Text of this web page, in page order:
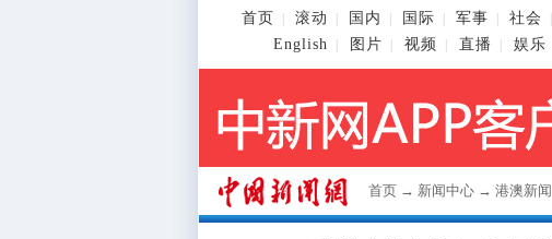
首页 滚动 国内 国际 军事 社会
English
图片 视频 直播 娱乐
首页 → 新闻中心 → 港澳新闻